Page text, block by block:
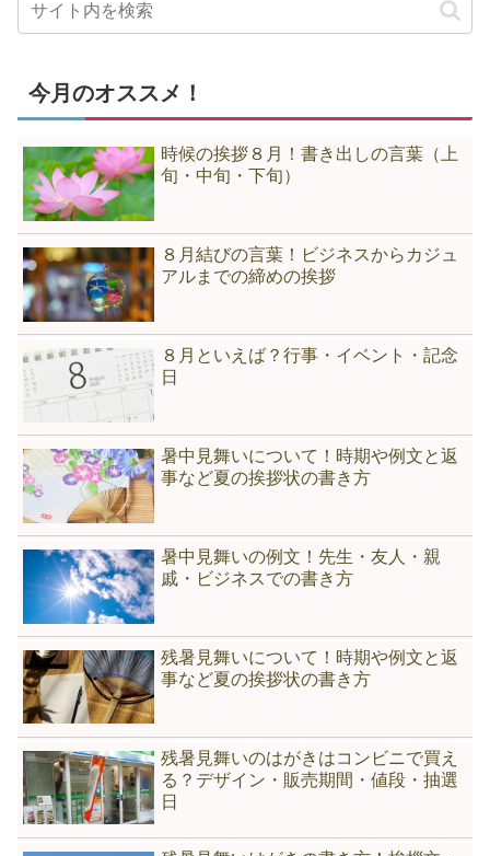
今月のオススメ！
時候の挨拶８月！書き出しの言葉（上
旬・中旬・下旬）
８月結びの言葉！ビジネスからカジュ
アルまでの締めの挨拶
８月といえば？行事・イベント・記念
日
暑中見舞いについて！時期や例文と返
事など夏の挨拶状の書き方
暑中見舞いの例文！先生・友人・親
戚・ビジネスでの書き方
残暑見舞いについて！時期や例文と返
事など夏の挨拶状の書き方
残暑見舞いのはがきはコンビニで買え
る？デザイン・販売期間・値段・抽選
日